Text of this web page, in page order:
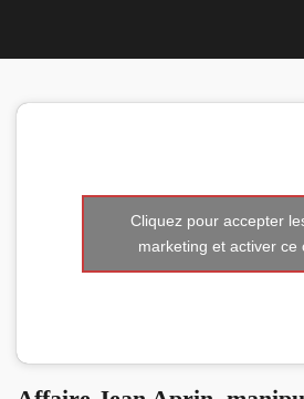
Cliquez pour accepter
marketing et activer ce